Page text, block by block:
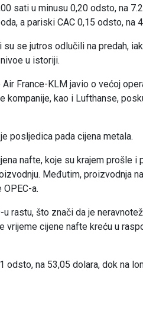
sati u minusu 0,20 odsto, na
a pariski CAC 0,15 odsto, na
se jutros odlučili na predah,
u istoriji.
France-KLM javio o većoj
kompanije, kao i Lufthanse,
posljedica pada cijena metala.
nafte, koje su krajem prošle i
Međutim, proizvodnja
a.
rastu, što znači da je
vrijeme cijene nafte kreću u
odsto, na 53,05 dolara, dok na